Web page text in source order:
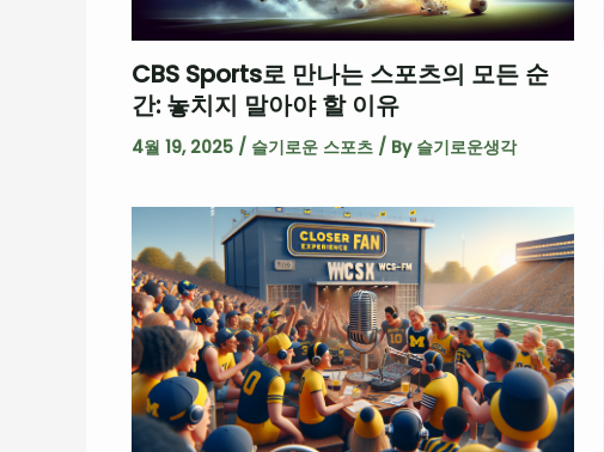
CBS Sports로 만나는 스포츠의 모든 순
간: 놓치지 말아야 할 이유
4월 19, 2025 / 슬기로운 스포츠/ By 슬기로운생각